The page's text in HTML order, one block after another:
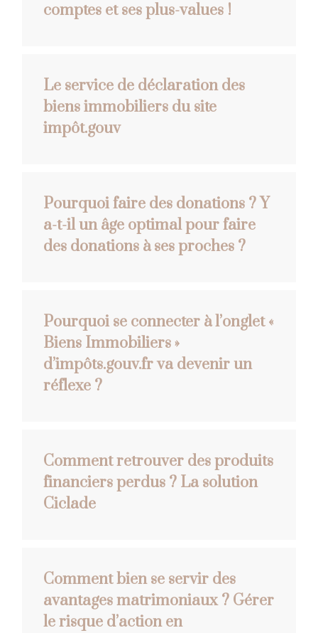
comptes et ses plus-values !
Le service de déclaration des
biens immobiliers du site
impôt.gouv
Pourquoi faire des donations ? Y
a-t-il un âge optimal pour faire
des donations à ses proches ?
Pourquoi se connecter à l’onglet «
Biens Immobiliers »
d’impôts.gouv.fr va devenir un
réflexe ?
Comment retrouver des produits
financiers perdus ? La solution
Ciclade
Comment bien se servir des
avantages matrimoniaux ? Gérer
le risque d’action en